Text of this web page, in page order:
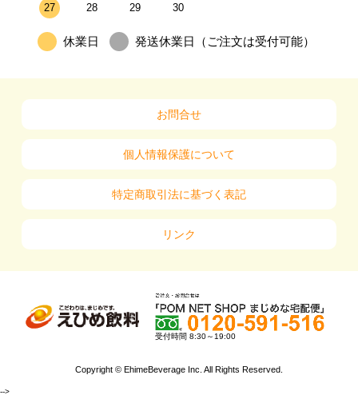
27 28 29 30
休業日 発送休業日（ご注文は受付可能）
お問合せ
個人情報保護について
特定商取引法に基づく表記
リンク
受付時間 8:30～19:00
Copyright © EhimeBeverage Inc. All Rights Reserved.
-->